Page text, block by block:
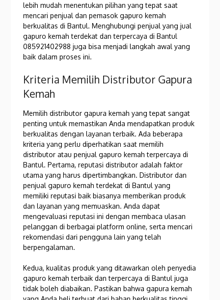
lebih mudah menentukan pilihan yang tepat saat
mencari penjual dan pemasok gapuro kemah
berkualitas di Bantul. Menghubungi penjual yang jual
gapuro kemah terdekat dan terpercaya di Bantul
085921402988 juga bisa menjadi langkah awal yang
baik dalam proses ini.
Kriteria Memilih Distributor Gapura
Kemah
Memilih distributor gapura kemah yang tepat sangat
penting untuk memastikan Anda mendapatkan produk
berkualitas dengan layanan terbaik. Ada beberapa
kriteria yang perlu diperhatikan saat memilih
distributor atau penjual gapuro kemah terpercaya di
Bantul. Pertama, reputasi distributor adalah faktor
utama yang harus dipertimbangkan. Distributor dan
penjual gapuro kemah terdekat di Bantul yang
memiliki reputasi baik biasanya memberikan produk
dan layanan yang memuaskan. Anda dapat
mengevaluasi reputasi ini dengan membaca ulasan
pelanggan di berbagai platform online, serta mencari
rekomendasi dari pengguna lain yang telah
berpengalaman.
Kedua, kualitas produk yang ditawarkan oleh penyedia
gapuro kemah terbaik dan terpercaya di Bantul juga
tidak boleh diabaikan. Pastikan bahwa gapura kemah